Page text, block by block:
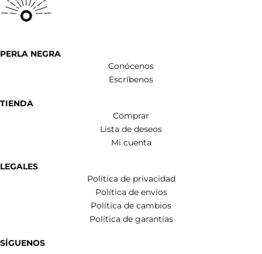
PERLA NEGRA
Conócenos
Escríbenos
TIENDA
Comprar
Lista de deseos
Mi cuenta
LEGALES
Política de privacidad
Política de envíos
Política de cambios
Política de garantías
SÍGUENOS